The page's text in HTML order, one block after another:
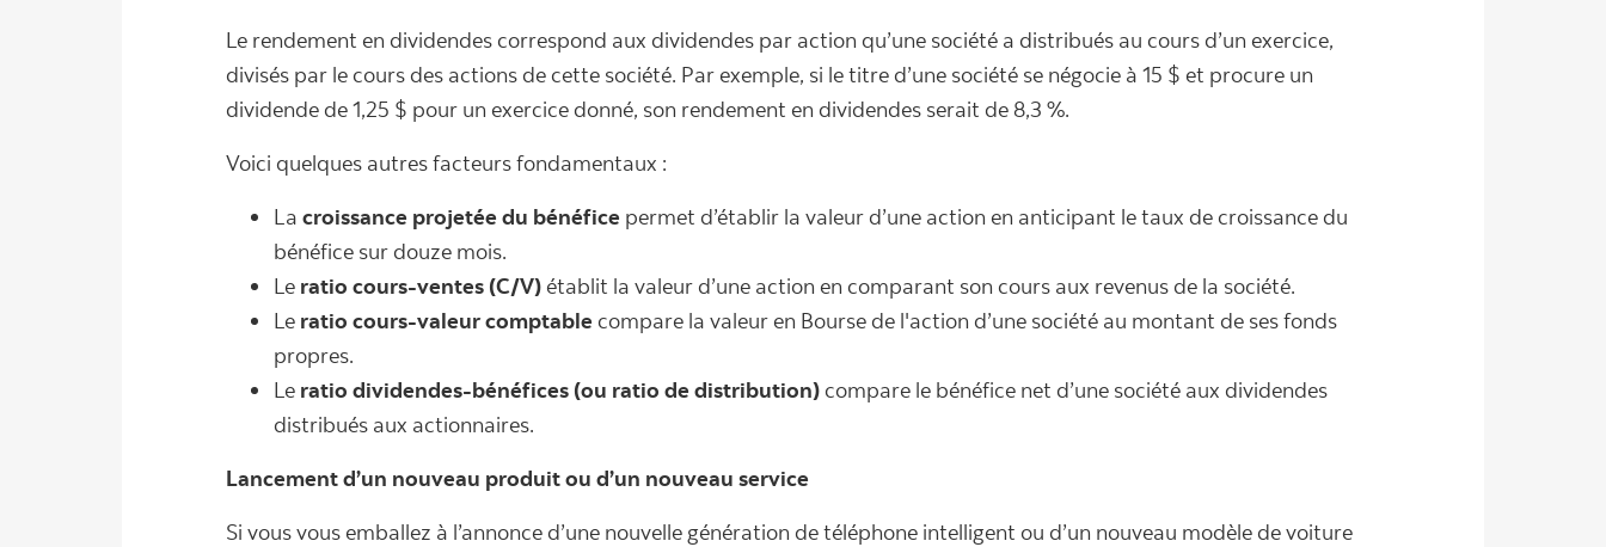
Le rendement en dividendes correspond aux dividendes par action qu’une société a distribués au cours d’un exercice,
divisés par le cours des actions de cette société. Par exemple, si le titre d’une société se négocie à 15 $ et procure un
dividende de 1,25 $ pour un exercice donné, son rendement en dividendes serait de 8,3 %.
Voici quelques autres facteurs fondamentaux :
La croissance projetée du bénéfice permet d’établir la valeur d’une action en anticipant le taux de croissance du
bénéfice sur douze mois.
Le ratio cours-ventes (C/V)établit la valeur d’une action en comparant son cours aux revenus de la société.
Le ratio cours-valeur comptable compare la valeur en Bourse de l'action d’une société au montant de ses fonds
propres.
Le ratio dividendes-bénéfices (ou ratio de distribution)compare le bénéfice net d’une société aux dividendes
distribués aux actionnaires.
Lancement d’un nouveau produit ou d’un nouveau service
Si vous vous emballez à l’annonce d’une nouvelle génération de téléphone intelligent ou d’un nouveau modèle de voiture